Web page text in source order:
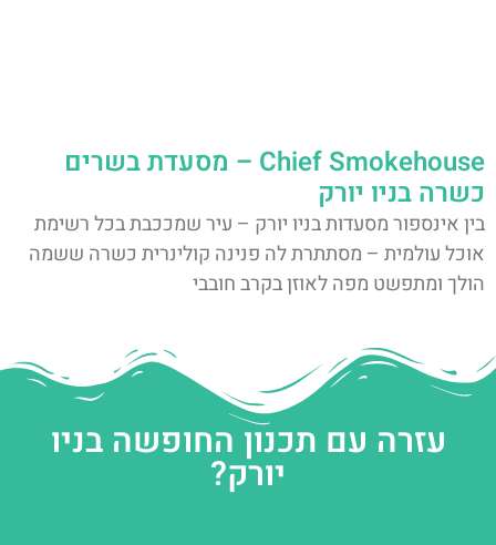
Chief Smokehouse – מסעדת בשרים
כשרה בניו יורק
בין אינספור מסעדות בניו יורק – עיר שמככבת בכל רשימת
אוכל עולמית – מסתתרת לה פנינה קולינרית כשרה ששמה
הולך ומתפשט מפה לאוזן בקרב חובבי
עזרה עם תכנון החופשה בניו
יורק?